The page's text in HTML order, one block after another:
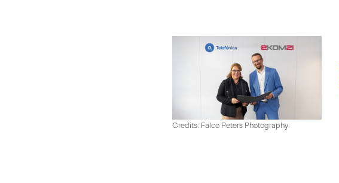
Credits: Falco Peters Photography